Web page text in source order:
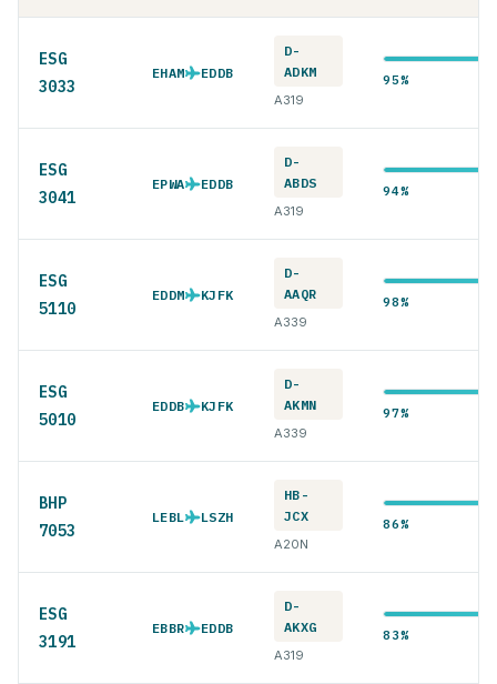
ESG
3033
EHAM EDDB
D-
ADKM
A319
95%
ESG
3041
EPWA EDDB
D-
ABDS
A319
94%
ESG
5110
EDDM KJFK
D-
AAQR
A339
98%
ESG
5010
EDDB KJFK
D-
AKMN
A339
97%
BHP
7053
LEBL LSZH
HB-
JCX
A20N
86%
ESG
3191
EBBR EDDB
D-
AKXG
A319
83%